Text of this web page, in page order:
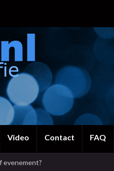
Video Contact FAQ
evenement?